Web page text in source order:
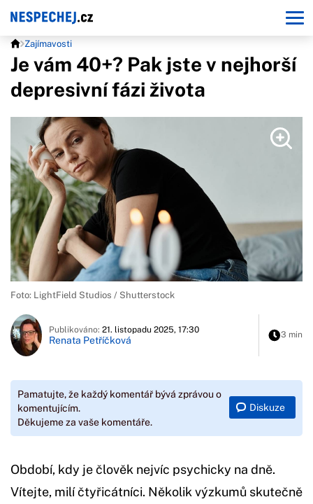
Zajímavosti
Je vám 40+? Pak jste v nejhorší
depresivní fázi života
Foto: LightField Studios / Shutterstock
Publikováno: 21. listopadu 2025, 17:30
Renata Petříčková 3 min
Pamatujte, že každý komentář bývá zprávou o
komentujícím.
Děkujeme za vaše komentáře.
Diskuze
Období, kdy je člověk nejvíc psychicky na dně.
Vítejte, milí čtyřicátníci. Několik výzkumů skutečně